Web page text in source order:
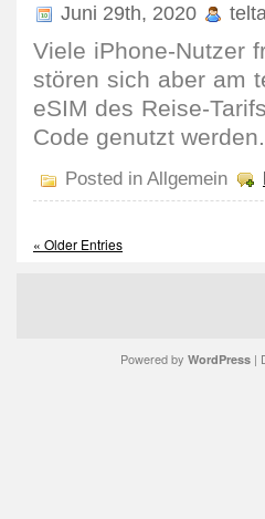
Juni 29th, 2020
Viele iPhone-Nutzer
stören sich aber am
eSIM des Reise-
Code genutzt werden.
Posted in Allgemein
« Older Entries
Powered by WordPress|